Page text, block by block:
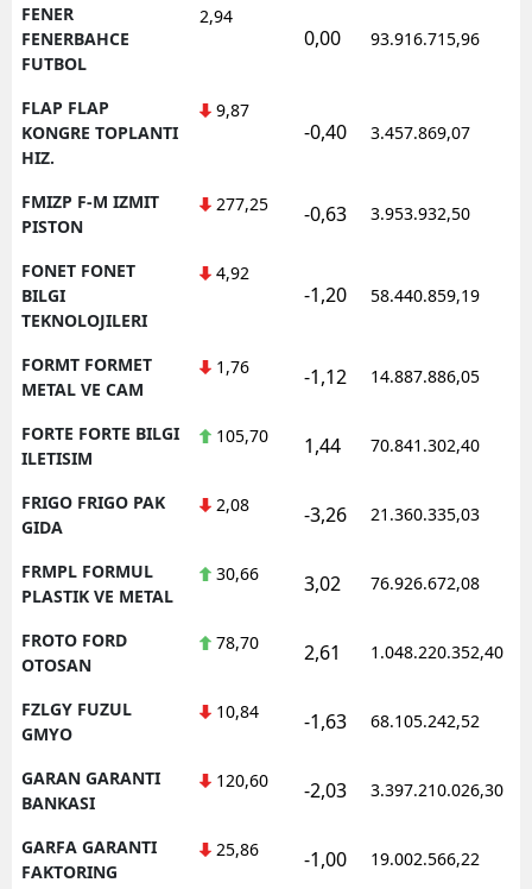
FENER
FENERBAHCE
FUTBOL
2,94
0,00 93.916.715,96
FLAP FLAP
KONGRE TOPLANTI
HIZ.
9,87
-0,40 3.457.869,07
FMIZP F-M IZMIT
PISTON
277,25 -0,63 3.953.932,50
FONET FONET
BILGI
TEKNOLOJILERI
4,92
-1,20 58.440.859,19
FORMT FORMET
METAL VE CAM
1,76 -1,12 14.887.886,05
FORTE FORTE BILGI
ILETISIM
105,70 1,44 70.841.302,40
FRIGO FRIGO PAK
GIDA
2,08 -3,26 21.360.335,03
FRMPL FORMUL
PLASTIK VE METAL
30,66 3,02 76.926.672,08
FROTO FORD
OTOSAN
78,70 2,61 1.048.220.352,40
FZLGY FUZUL
GMYO
10,84 -1,63 68.105.242,52
GARAN GARANTI
BANKASI
120,60 -2,03 3.397.210.026,30
GARFA GARANTI
FAKTORING
25,86 -1,00 19.002.566,22